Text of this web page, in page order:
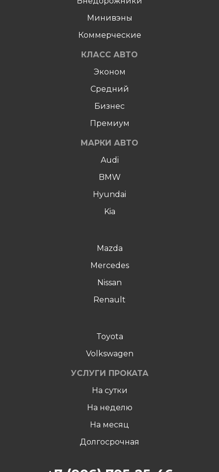
Минивэны
Коммерческие
КЛАСС АВТО
Эконом
Средний
Бизнес
Премиум
МАРКИ АВТО
Audi
BMW
Hyundai
Kia
Mazda
Mercedes
Nissan
Renault
Toyota
Volkswagen
УСЛУГИ ПРОКАТА
На сутки
На неделю
Hа месяц
Долгосрочная